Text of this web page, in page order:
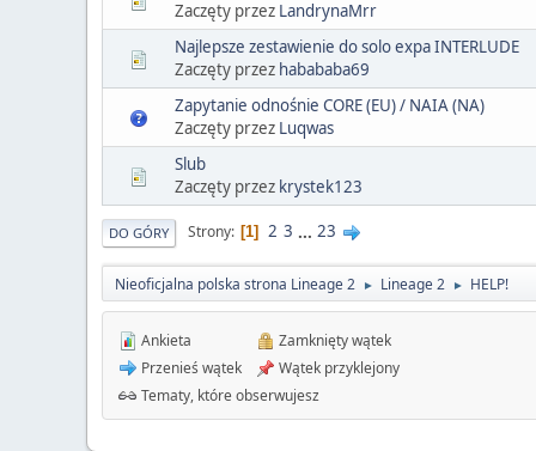
Zaczęty przez LandrynaMrr
Najlepsze zestawienie do solo expa INTERLUDE
Zaczęty przez habababa69
Zapytanie odnośnie CORE (EU) / NAIA (NA)
Zaczęty przez Luqwas
Slub
Zaczęty przez krystek123
DO GÓRY Strony 1 2 3 ... 23
Nieoficjalna polska strona Lineage 2 ► Lineage 2 ► HELP!
Ankieta
Przenieś wątek
Zamknięty wątek
Wątek przyklejony
Tematy, które obserwujesz